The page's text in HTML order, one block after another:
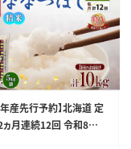
年産先行予約】北海道 定
月連続12回 令和8年